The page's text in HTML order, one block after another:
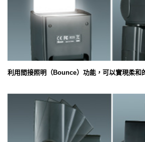
利用間接照明（Bounce）功能，可以實現柔和